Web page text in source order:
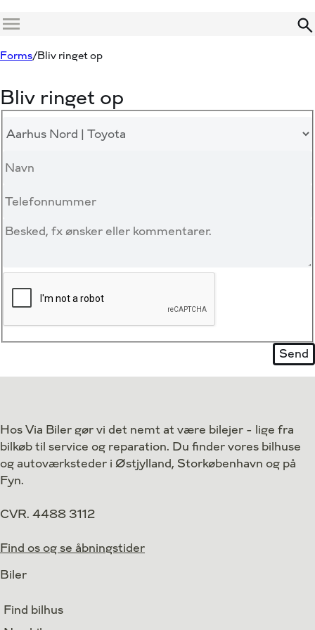
Menu
Forms Bliv ringet op
Bliv ringet op
Hos Via Biler gør vi det nemt at være bilejer - lige fra
bilkøb til service og reparation. Du finder vores bilhuse
og autoværksteder i Østjylland, Storkøbenhavn og på
Fyn.
CVR. 4488 3112
Find os og se åbningstider
Biler
Find bilhus